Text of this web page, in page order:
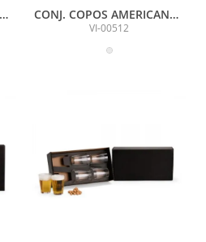
CONJ. COPOS AMERICANOS
PARA DRINK - 315 ML - 2
VI-00512